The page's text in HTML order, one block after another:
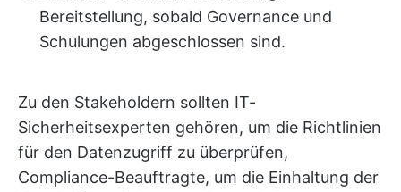
Bereitstellung, sobald Governance und
Schulungen abgeschlossen sind.
Zu den Stakeholdern sollten IT-
Sicherheitsexperten gehören, um die Richtlinien
für den Datenzugriff zu überprüfen,
Compliance-Beauftragte, um die Einhaltung der